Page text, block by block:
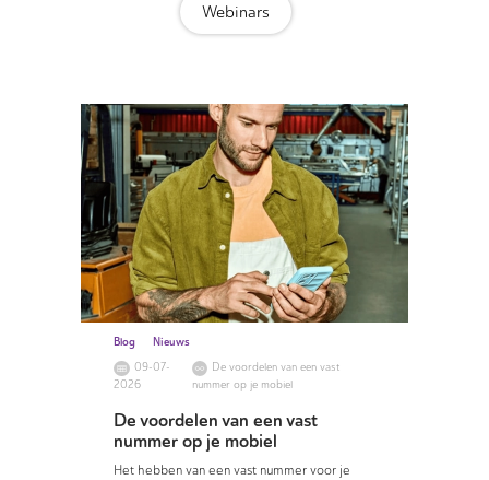
Webinars
Blog
Nieuws
09-07-
2026
De voordelen van een vast
nummer op je mobiel
De voordelen van een vast
nummer op je mobiel
Het hebben van een vast nummer voor je